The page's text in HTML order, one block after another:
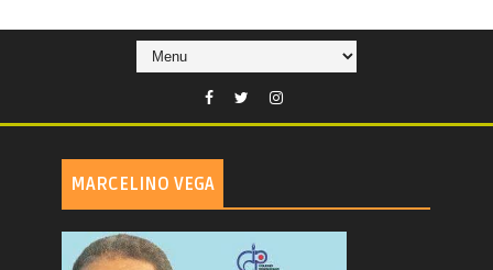
MARCELINO VEGA